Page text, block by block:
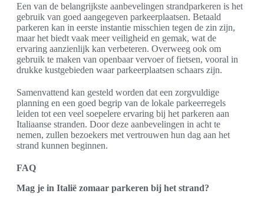
Een van de belangrijkste aanbevelingen strandparkeren is het
gebruik van goed aangegeven parkeerplaatsen. Betaald
parkeren kan in eerste instantie misschien tegen de zin zijn,
maar het biedt vaak meer veiligheid en gemak, wat de
ervaring aanzienlijk kan verbeteren. Overweeg ook om
gebruik te maken van openbaar vervoer of fietsen, vooral in
drukke kustgebieden waar parkeerplaatsen schaars zijn.
Samenvattend kan gesteld worden dat een zorgvuldige
planning en een goed begrip van de lokale parkeerregels
leiden tot een veel soepelere ervaring bij het parkeren aan
Italiaanse stranden. Door deze aanbevelingen in acht te
nemen, zullen bezoekers met vertrouwen hun dag aan het
strand kunnen beginnen.
FAQ
Mag je in Italië zomaar parkeren bij het strand?